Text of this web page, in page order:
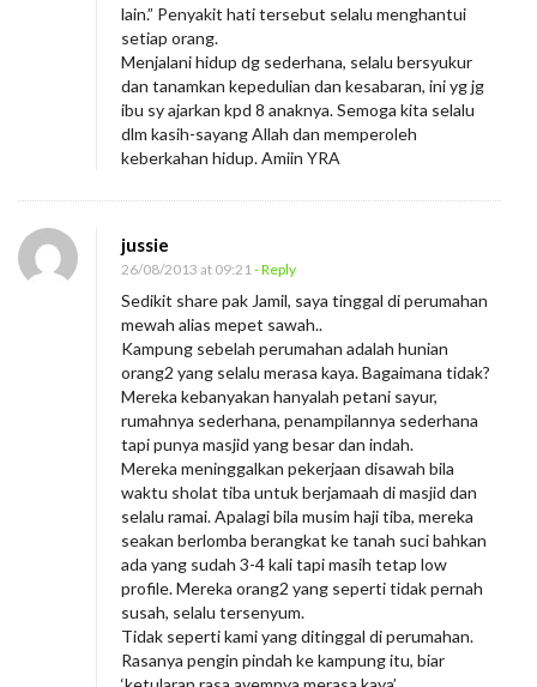
lain.” Penyakit hati tersebut selalu menghantui
setiap orang.
Menjalani hidup dg sederhana, selalu bersyukur
dan tanamkan kepedulian dan kesabaran, ini yg jg
ibu sy ajarkan kpd 8 anaknya. Semoga kita selalu
dlm kasih-sayang Allah dan memperoleh
keberkahan hidup. Amiin YRA
jussie
26/08/2013 at 09:21- Reply
Sedikit share pak Jamil, saya tinggal di perumahan
mewah alias mepet sawah..
Kampung sebelah perumahan adalah hunian
orang2 yang selalu merasa kaya. Bagaimana tidak?
Mereka kebanyakan hanyalah petani sayur,
rumahnya sederhana, penampilannya sederhana
tapi punya masjid yang besar dan indah.
Mereka meninggalkan pekerjaan disawah bila
waktu sholat tiba untuk berjamaah di masjid dan
selalu ramai. Apalagi bila musim haji tiba, mereka
seakan berlomba berangkat ke tanah suci bahkan
ada yang sudah 3-4 kali tapi masih tetap low
profile. Mereka orang2 yang seperti tidak pernah
susah, selalu tersenyum.
Tidak seperti kami yang ditinggal di perumahan.
Rasanya pengin pindah ke kampung itu, biar